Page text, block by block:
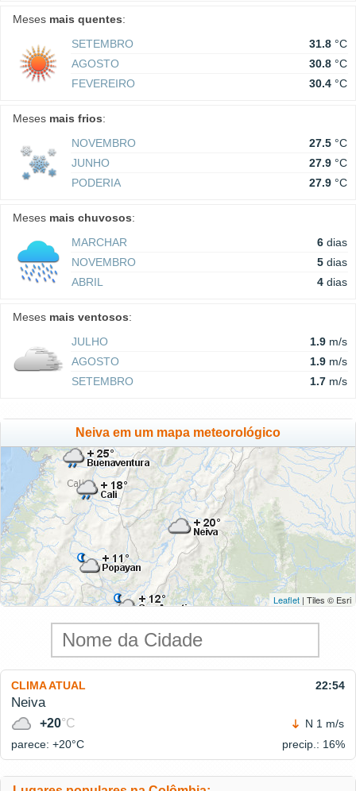
Meses mais quentes:
SETEMBRO
31.8 °C
AGOSTO
30.8 °C
FEVEREIRO
30.4 °C
Meses mais frios:
NOVEMBRO
27.5 °C
JUNHO
27.9 °C
PODERIA
27.9 °C
Meses mais chuvosos:
MARCHAR
6 dias
NOVEMBRO
5 dias
ABRIL
4 dias
Meses mais ventosos:
JULHO
1.9 m/s
AGOSTO
1.9 m/s
SETEMBRO
1.7 m/s
Neiva em um mapa meteorológico
Leaflet | Tiles © Esri
CLIMA ATUAL 22:54
Neiva
+20°C
N 1 m/s
parece: +20°C precip.: 16%